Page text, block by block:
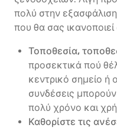
πολύ στην
που θα σας
Τοποθεσία,
προσεκτικά πού
κεντρικό σημείο ή
συνδέσεις
πολύ χρόνο και
Καθορίστε τις